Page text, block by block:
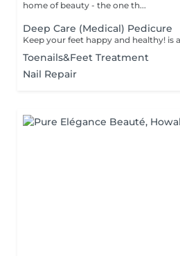
home of beauty - the one th...
Deep Care (Medical) Pedicure
Toenails&Feet Treatment
Nail Repair